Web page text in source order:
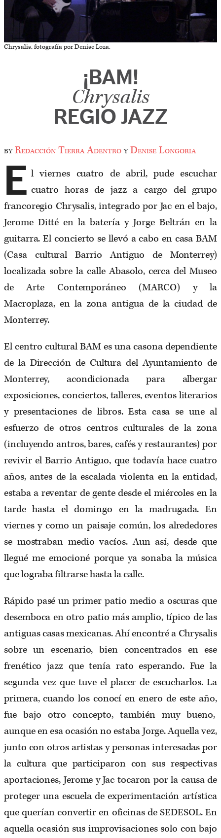
Chrysalis, fotografía por Denise Loza.
¡BAM!
Chrysalis
REGIO JAZZ
byRedacción Tierra AdentroyDenise Longoria
E l viernes cuatro de abril, pude escuchar
cuatro horas de jazz a cargo del grupo
francoregio Chrysalis, integrado por Jac en el bajo,
Jerome Ditté en la batería y Jorge Beltrán en la
guitarra. El concierto se llevó a cabo en casa BAM
(Casa cultural Barrio Antiguo de Monterrey)
localizada sobre la calle Abasolo, cerca del Museo
de Arte Contemporáneo (MARCO) y la
Macroplaza, en la zona antigua de la ciudad de
Monterrey.
El centro cultural BAM es una casona dependiente
de la Dirección de Cultura del Ayuntamiento de
Monterrey, acondicionada para albergar
exposiciones, conciertos, talleres, eventos literarios
y presentaciones de libros. Esta casa se une al
esfuerzo de otros centros culturales de la zona
(incluyendo antros, bares, cafés y restaurantes) por
revivir el Barrio Antiguo, que todavía hace cuatro
años, antes de la escalada violenta en la entidad,
estaba a reventar de gente desde el miércoles en la
tarde hasta el domingo en la madrugada. En
viernes y como un paisaje común, los alrededores
se mostraban medio vacíos. Aun así, desde que
llegué me emocioné porque ya sonaba la música
que lograba filtrarse hasta la calle.
Rápido pasé un primer patio medio a oscuras que
desemboca en otro patio más amplio, típico de las
antiguas casas mexicanas. Ahí encontré a Chrysalis
sobre un escenario, bien concentrados en ese
frenético jazz que tenía rato esperando. Fue la
segunda vez que tuve el placer de escucharlos. La
primera, cuando los conocí en enero de este año,
fue bajo otro concepto, también muy bueno,
aunque en esa ocasión no estaba Jorge. Aquella vez,
junto con otros artistas y personas interesadas por
la cultura que participaron con sus respectivas
aportaciones, Jerome y Jac tocaron por la causa de
proteger una escuela de experimentación artística
que querían convertir en oficinas de SEDESOL. En
aquella ocasión sus improvisaciones solo con bajo